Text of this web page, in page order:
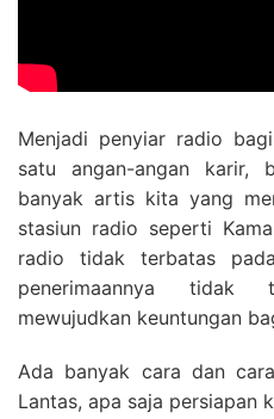
Menjadi penyiar radio
satu angan-angan karir,
banyak artis kita yang
stasiun radio seperti
radio tidak terbatas
penerimaannya tidak
mewujudkan keuntungan
Ada banyak cara dan
Lantas, apa saja persiapan